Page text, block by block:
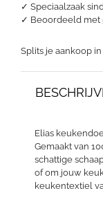
✓ Speciaalzaak
✓ Beoordeeld met
Splits je aankoop
Elias
Gemaakt van
schattige
of om jouw
keukentextiel